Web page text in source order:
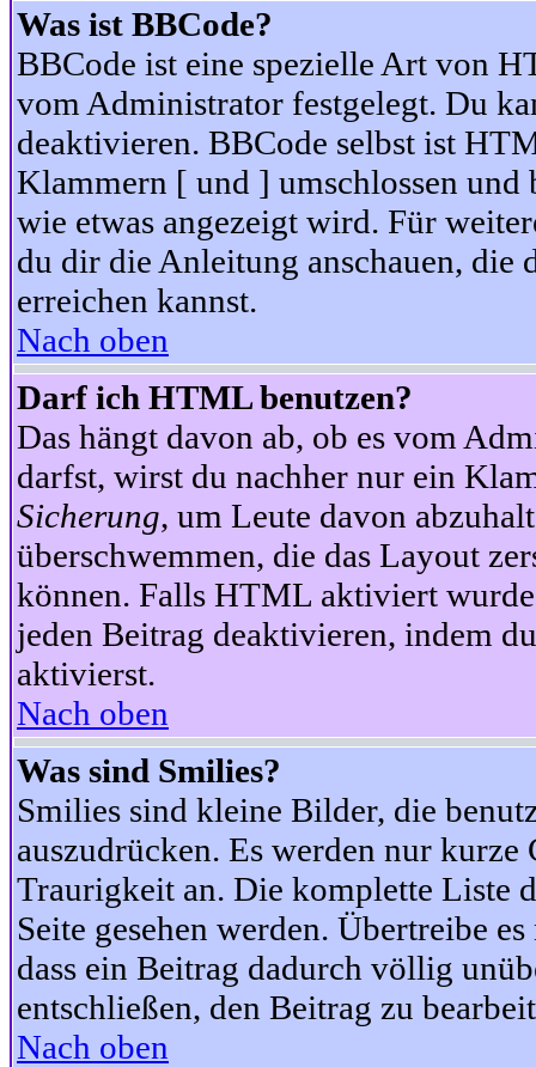
Was ist BBCode?
BBCode ist eine spezielle Art von
vom Administrator festgelegt. Du
deaktivieren. BBCode selbst ist
Klammern [ und ] umschlossen
wie etwas angezeigt wird. Für
du dir die Anleitung anschauen, die
erreichen kannst.
Nach oben
Darf ich HTML benutzen?
Das hängt davon ab, ob es vom
darfst, wirst du nachher nur ein
Sicherung, um Leute davon
überschwemmen, die das Layout
können. Falls HTML aktiviert
jeden Beitrag deaktivieren, indem
aktivierst.
Nach oben
Was sind Smilies?
Smilies sind kleine Bilder, die
auszudrücken. Es werden nur
Traurigkeit an. Die komplette Liste
Seite gesehen werden. Übertreibe
dass ein Beitrag dadurch völlig
entschließen, den Beitrag zu
Nach oben